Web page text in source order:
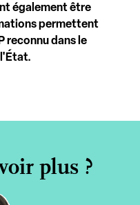
également être
permettent
reconnu dans le
plus ?